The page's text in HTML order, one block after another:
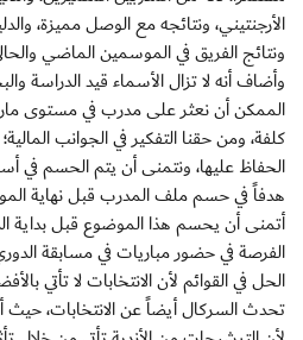
الأرجنتيني، ونتائجه مع الوصل مميزة،
ونتائج الفريق في الموسمين الماضي
وأضاف أنه لا تزال الأسماء قيد الدراسة
الممكن أن نعثر على مدرب في مستوى
كلفة، ومن حقنا التفكير في الجوانب
الحفاظ عليها، ونتمنى أن يتم الحسم في
هدفاً في حسم ملف المدرب قبل نهاية
أتمنى أن يحسم هذا الموضوع قبل بداية
الفرصة في حضور مباريات في مسابقة
الحل في القوائم لأن الانتخابات لا تأتي
تحدث السركال أيضاً عن الانتخابات، حيث